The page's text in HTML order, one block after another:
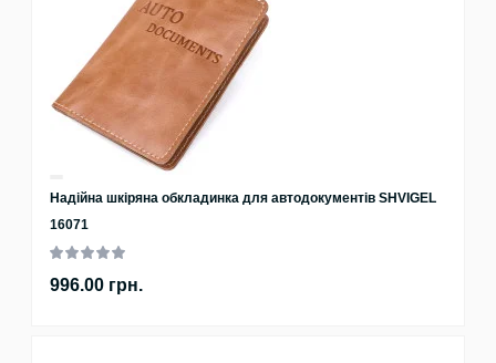
Надійна шкіряна обкладинка для автодокументів SHVIGEL
16071
996.00 грн.